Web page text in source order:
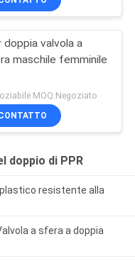
doppia valvola a
maschile femminile
MOQ:Negoziato
doppio di PPR
resistente alla
a sfera a doppia